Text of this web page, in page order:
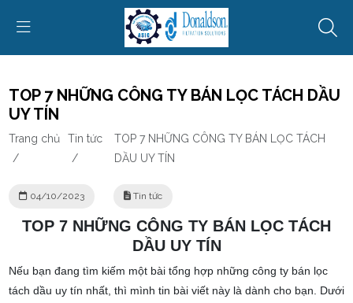
TOP 7 NHỮNG CÔNG TY BÁN LỌC TÁCH DẦU
UY TÍN
Trang chủ
/
Tin tức
/
TOP 7 NHỮNG CÔNG TY BÁN LỌC TÁCH
DẦU UY TÍN
04/10/2023 Tin tức
TOP 7 NHỮNG CÔNG TY BÁN LỌC TÁCH
DẦU UY TÍN
Nếu bạn đang tìm kiếm một bài tổng hợp những công ty bán lọc
tách dầu uy tín nhất, thì mình tin bài viết này là dành cho bạn. Dưới